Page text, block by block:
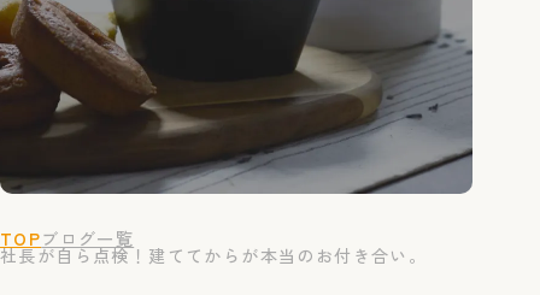
TOPブログ一覧
社長が自ら点検！建ててからが本当のお付き合い。